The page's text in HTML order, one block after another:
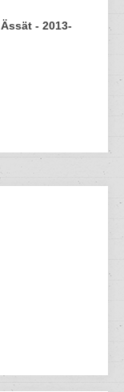
Ässät - 2013-